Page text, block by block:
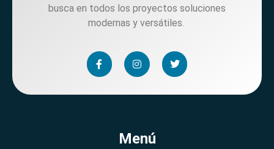
busca en todos los proyectos soluciones
modernas y versátiles.
Menú